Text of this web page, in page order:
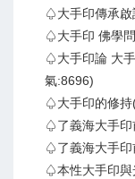
♤大手印傳承啟
♤大手印 佛學
♤大手印論 大
氣:8696)
♤大手印的修持
♤了義海大手印
♤了義海大手印
♤本性大手印與